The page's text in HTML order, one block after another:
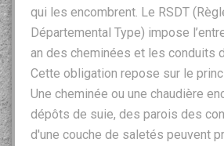
qui les encombrent. Le RSDT
Départemental Type) impose
an des cheminées et les conduits
Cette obligation repose sur le
Une cheminée ou une chaudière
dépôts de suie, des parois des
d'une couche de saletés peuvent